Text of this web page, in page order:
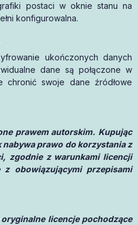
postaci w oknie stanu na
konfigurowalna.
ukończonych danych
dane są połączone w
swoje dane źródłowe
prawem autorskim. Kupując
prawo do korzystania z
zgodnie z warunkami licencji
obowiązującymi przepisami
licencje pochodzące